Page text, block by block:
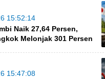
15:52:14
Naik 27,64 Persen,
Melonjak 301 Persen
15:47:08